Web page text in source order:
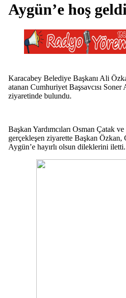
Aygün’e hoş
Karacabey Belediye Başkanı Ali
atanan Cumhuriyet Başsavcısı Soner
ziyaretinde bulundu.
Başkan Yardımcıları Osman Çatak
gerçekleşen ziyarette Başkan Özkan,
Aygün’e hayırlı olsun dileklerini iletti.